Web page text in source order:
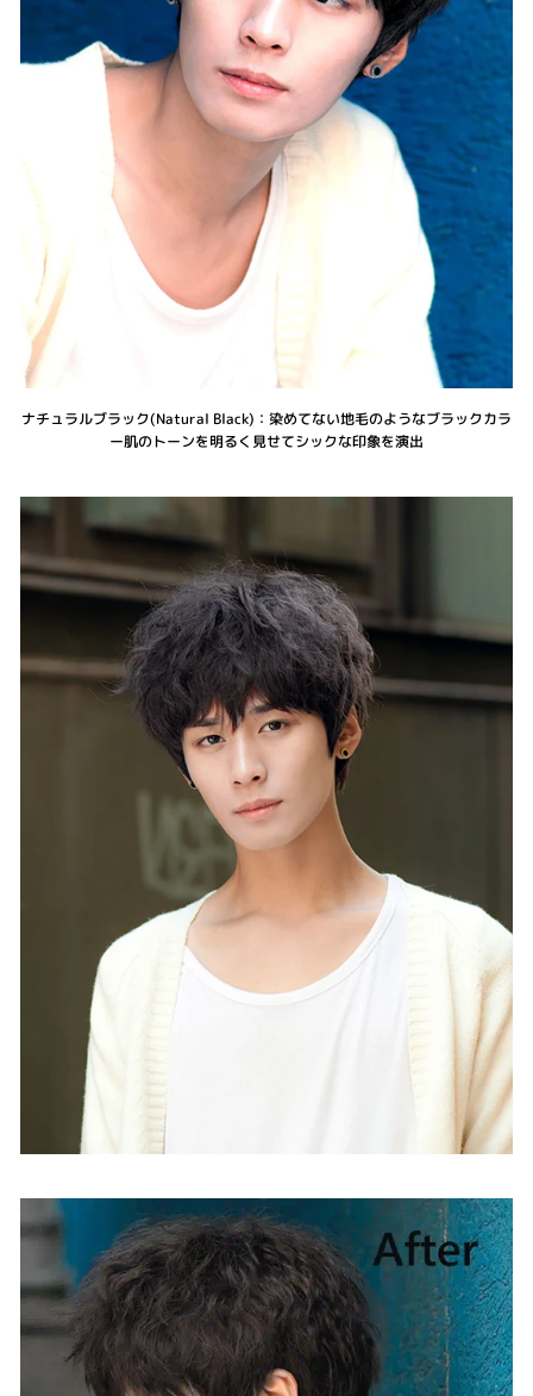
ナチュラルブラック(Natural Black)：染めてない地毛のようなブラックカラ
ー肌のトーンを明るく見せてシックな印象を演出